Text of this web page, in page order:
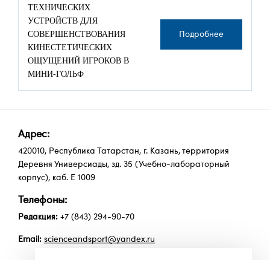
ТЕХНИЧЕСКИХ
УСТРОЙСТВ ДЛЯ
СОВЕРШЕНСТВОВАНИЯ
КИНЕСТЕТИЧЕСКИХ
ОЩУЩЕНИЙ ИГРОКОВ В
МИНИ-ГОЛЬФ
Подробнее
Адрес:
420010, Республика Татарстан, г. Казань, территория
Деревня Универсиады, зд. 35 (Учебно-лабораторный
корпус), каб. Е 1009
Телефоны:
Редакция: +7 (843) 294-90-70
Email: scienceandsport@yandex.ru